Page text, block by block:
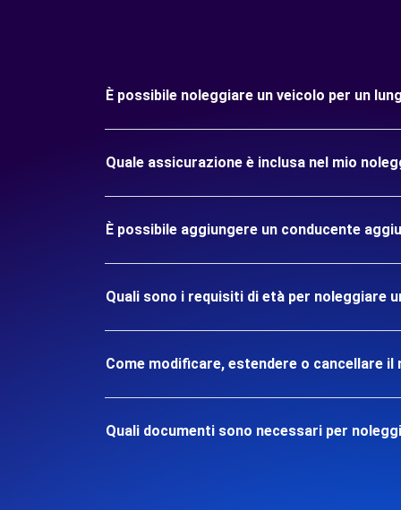
È possibile noleggiare un veicolo per un
Quale assicurazione è inclusa nel mio
È possibile aggiungere un conducente
Quali sono i requisiti di età per noleggiare
Come modificare, estendere o cancellare il
Quali documenti sono necessari per